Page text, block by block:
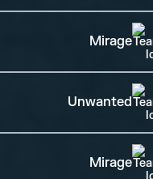
Mirage
Unwanted
Mirage